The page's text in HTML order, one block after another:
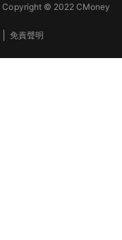
Copyright © 2022 CMoney
免責聲明